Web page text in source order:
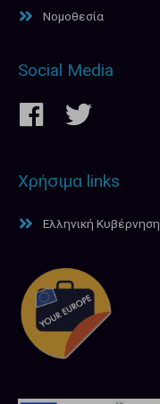
Νομοθεσία
Social Media
Χρήσιμα links
Ελληνική Κυβέρνηση